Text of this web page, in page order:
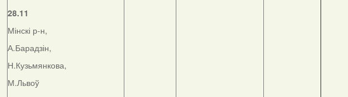
28.11
Мінскі р-н,
А.Барадзін,
Н.Кузьмянкова,
М.Львоў